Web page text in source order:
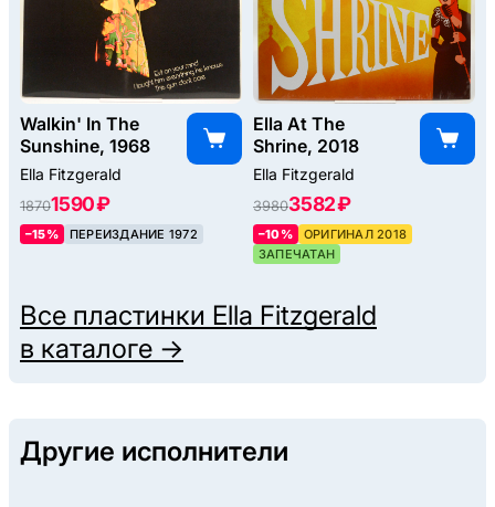
Walkin' In The
Sunshine, 1968
Ella Fitzgerald
18701590 ₽
–15% ПЕРЕИЗДАНИЕ 1972
Ella At The
Shrine, 2018
Ella Fitzgerald
39803582 ₽
–10%
ОРИГИНАЛ 2018
ЗАПЕЧАТАН
Все пластинки Ella Fitzgerald
в каталоге →
Другие исполнители